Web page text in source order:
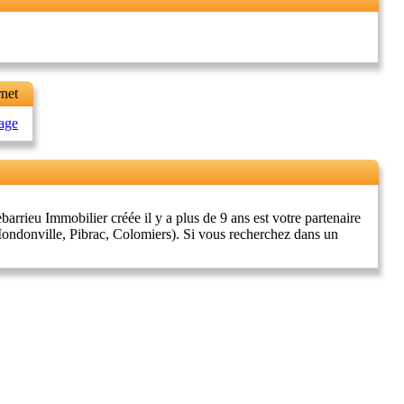
Immobilier créée il y a plus de 9 ans est votre partenaire
Pibrac, Colomiers). Si vous recherchez dans un